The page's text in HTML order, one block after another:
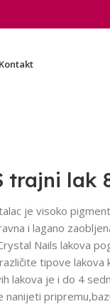
Kontakt
trajni lak
je visoko
i lagano
Nails lakova
tipove lakova
lakova je i do 4
nanijeti